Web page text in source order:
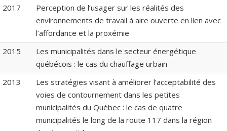
2017
Perception de l’usager sur les réalités des
environnements de travail à aire ouverte en lien avec
l’affordance et la proxémie
2015
Les municipalités dans le secteur énergétique
québécois : le cas du chauffage urbain
2013
Les stratégies visant à améliorer l’acceptabilité des
voies de contournement dans les petites
municipalités du Québec : le cas de quatre
municipalités le long de la route 117 dans la région